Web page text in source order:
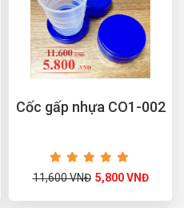
Cốc gấp nhựa CO1-002
11,600 VNĐ 5,800 VNĐ